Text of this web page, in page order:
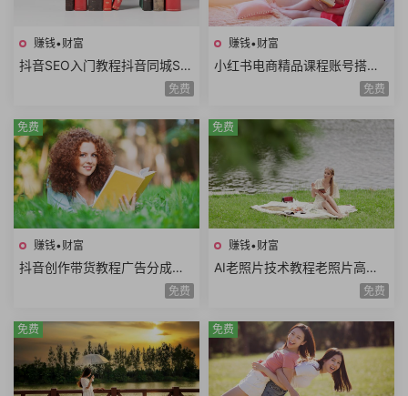
赚钱•财富
抖音SEO入门教程抖音同城SE
O优化技巧关键词挖掘抖音搜
免费
赚钱•财富
小红书电商精品课程账号搭建
店铺开通选品技巧拍摄剪辑店
免费
赚钱•财富
抖音创作带货教程广告分成计
划高清视频拍摄AI类APP使用
免费
免费
赚钱•财富
AI老照片技术教程老照片高清
修复动作视频说话视频黑白照
免费
免费
免费 免费